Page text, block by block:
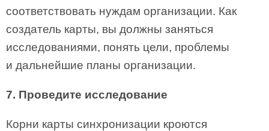
соответствовать нуждам организации. Как
создатель карты, вы должны заняться
исследованиями, понять цели, проблемы
и дальнейшие планы организации.
7. Проведите исследование
Корни карты синхронизации кроются